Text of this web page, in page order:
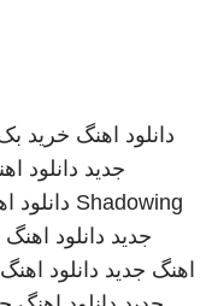
دانلود اهنگ خرید
جدید دانلود
Shadowing دانلود
جدید دانلود
اهنگ جدید دانلود